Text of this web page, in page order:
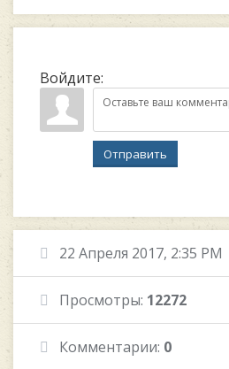
Войдите:
Отправить
22 Апреля 2017, 2:35 PM
Просмотры: 12272
Комментарии: 0